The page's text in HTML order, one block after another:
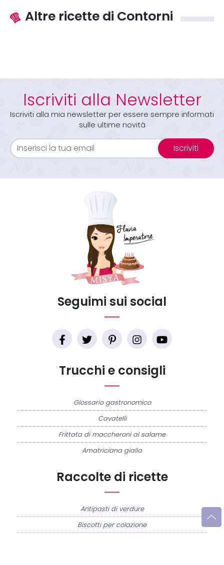
Altre ricette di Contorni
Iscriviti alla Newsletter
Iscriviti alla mia newsletter per essere sempre informati
sulle ultime novità
Iscriviti
Raccolte di ricette
Antipasti di verdure
Biscotti per colazione
Trucchi e consigli
Glossario gastronomico
Cavatelli
Frittata di maccheroni al salame
Amatriciana gialla
Seguimi sui social